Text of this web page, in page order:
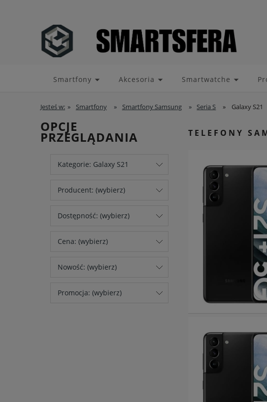
Smartfony Akcesoria Smartwatche
Jesteś w: » Smartfony » Smartfony Samsung » Seria S » Galaxy S21
OPCJE
PRZEGLĄDANIA
Kategorie: Galaxy S21
Producent: (wybierz)
Dostępność: (wybierz)
Cena: (wybierz)
Nowość: (wybierz)
Promocja: (wybierz)
TELEFONY